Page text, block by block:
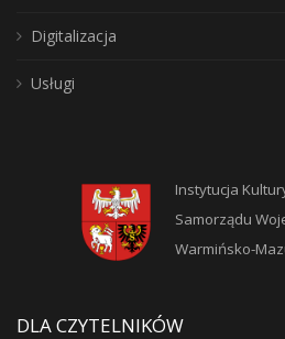
Digitalizacja
Usługi
Instytucja
Samorządu
Warmińsko-
DLA CZYTELNIKÓW